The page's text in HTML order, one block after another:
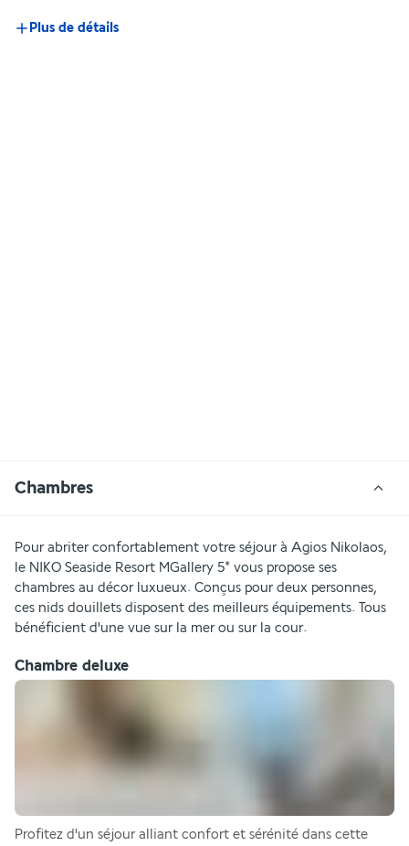
Plus de détails
Chambres
Pour abriter confortablement votre séjour à Agios Nikolaos,
le NIKO Seaside Resort MGallery 5* vous propose ses
chambres au décor luxueux. Conçus pour deux personnes,
ces nids douillets disposent des meilleurs équipements. Tous
bénéficient d'une vue sur la mer ou sur la cour.
Chambre deluxe